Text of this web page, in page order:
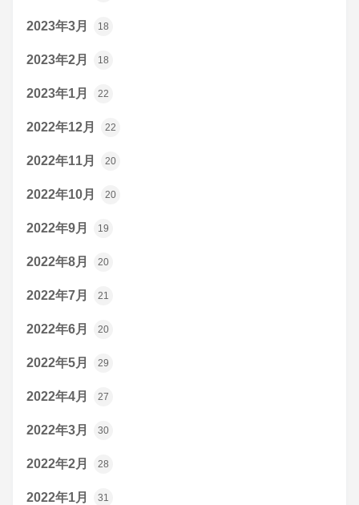
2023年3月 18
2023年2月 18
2023年1月 22
2022年12月 22
2022年11月 20
2022年10月 20
2022年9月 19
2022年8月 20
2022年7月 21
2022年6月 20
2022年5月 29
2022年4月 27
2022年3月 30
2022年2月 28
2022年1月 31